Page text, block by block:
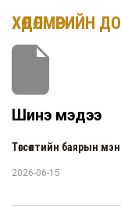
ХӨДӨЛМӨРИЙН
Шинэ мэдээ
Төгсөлтийн баярын
2026-06-15